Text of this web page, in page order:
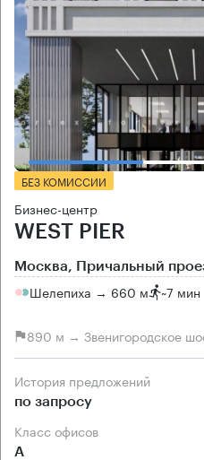
БЕЗ КОМИССИИ
Бизнес-центр
WEST PIER
Москва, Причальный
Шелепиха → 660 м ~7 мин
890 м → Звенигородское
История предложений
по запросу
Класс офисов
А